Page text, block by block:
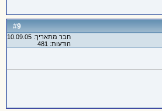
#
9
חבר מתאריך: 10.09.05
הודעות: 481